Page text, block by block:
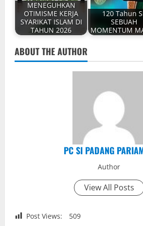
MENEGUHKAN
OTIMISME KERJA
SYARIKAT ISLAM DI
TAHUN 2026
120 Tahun
SEBUAH
MOMENTUM
ABOUT THE AUTHOR
PC SI PADANG
Author
View All Posts
Post Views: 509